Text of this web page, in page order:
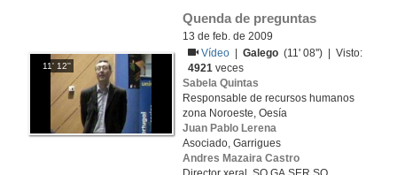
11' 12''
Quenda de preguntas
13 de feb. de 2009
Vídeo
|Galego (11' 08'') | Visto:
4921 veces
Sabela Quintas
Responsable de recursos humanos
zona Noroeste, Oesía
Juan Pablo Lerena
Asociado, Garrigues
Andres Mazaira Castro